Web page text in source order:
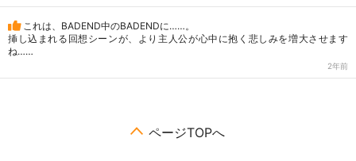
これは、BADEND中のBADENDに……。
挿し込まれる回想シーンが、より主人公が心中に抱く悲しみを増大させます
ね……
2年前
ページTOPへ